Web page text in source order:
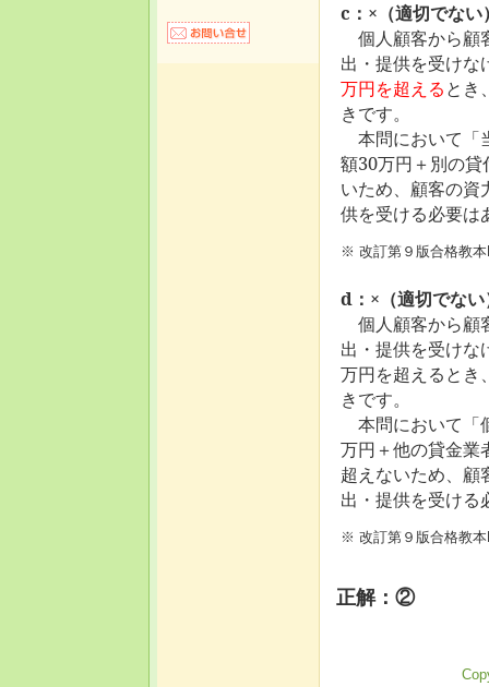
c：×（適切でない
個人顧客から顧
出・提供を受けな
万円を超えるとき
きです。
本問において「
額30万円＋別の
いため、顧客の資
供を受ける必要は
※ 改訂第９版合格教
d：×（適切でない
個人顧客から顧
出・提供を受けな
万円を超えるとき
きです。
本問において「
万円＋他の貸金業
超えないため、顧
出・提供を受ける
※ 改訂第９版合格教
正解：②